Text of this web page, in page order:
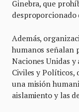
Ginebra, que
Además,
humanos señalan
Naciones Unidas
Civiles y Políticos,
una misión
aislamiento y las